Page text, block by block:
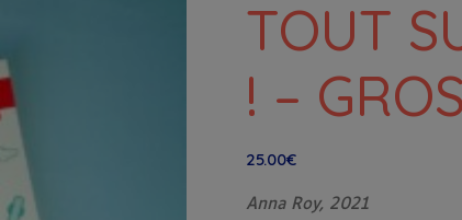
TOUT
! –
25.00€
Anna Roy, 2021